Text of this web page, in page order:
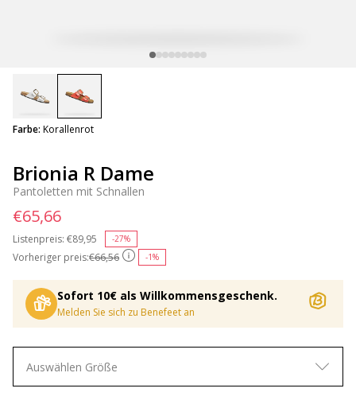
Brionia R Dame
Pantoletten mit Schnallen
Vorheriger preis:€66,56 -1%
Listenpreis: Price reduced from
€89,95 -27%
€65,66
Sofort 10€ als Willkommensgeschenk.
Melden Sie sich zu Benefeet an
Farbe: Korallenrotselected
Auswählen Größe